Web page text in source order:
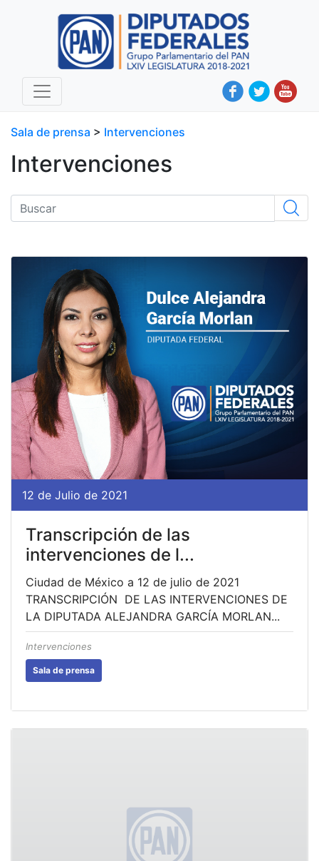
Sala de prensa > Intervenciones
Intervenciones
12 de Julio de 2021
Transcripción de las
intervenciones de l...
Ciudad de México a 12 de julio de 2021
TRANSCRIPCIÓN DE LAS INTERVENCIONES DE
LA DIPUTADA ALEJANDRA GARCÍA MORLAN...
Intervenciones
Sala de prensa